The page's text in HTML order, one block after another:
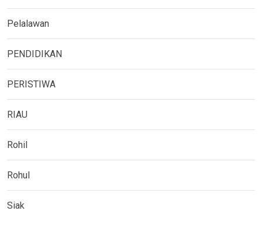
Pelalawan
PENDIDIKAN
PERISTIWA
RIAU
Rohil
Rohul
Siak